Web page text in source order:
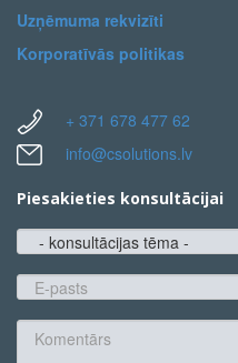
Uzņēmuma rekvizīti
Korporatīvās politikas
+ 371 678 477 62
info@csolutions.lv
Piesakieties konsultācijai
konsultācijas
tēma
E-
pasts